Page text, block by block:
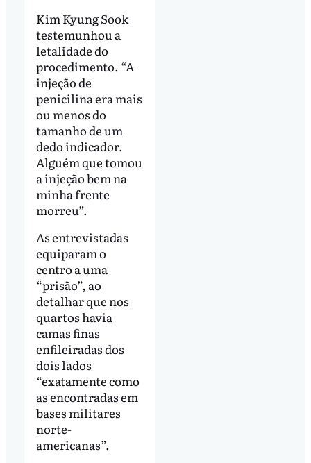
Kim Kyung Sook
testemunhou a
letalidade do
procedimento. “A
injeção de
penicilina era mais
ou menos do
tamanho de um
dedo indicador.
Alguém que tomou
a injeção bem na
minha frente
morreu”.
As entrevistadas
equiparam o
centro a uma
“prisão”, ao
detalhar que nos
quartos havia
camas finas
enfileiradas dos
dois lados
“exatamente como
as encontradas em
bases militares
norte-
americanas”.